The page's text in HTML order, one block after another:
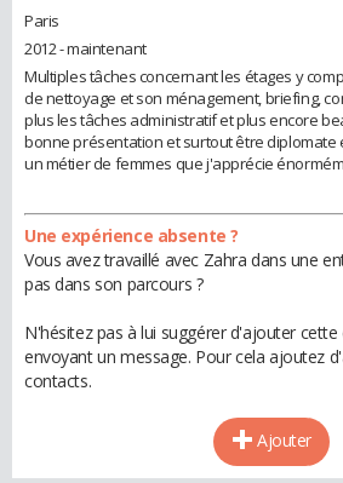
Paris
2012 - maintenant
Multiples tâches concernant les étages y
de nettoyage et son ménagement, briefing,
plus les tâches administratif et plus encore
bonne présentation et surtout être diplomate
un métier de femmes que j'apprécie
Une expérience absente ?
Vous avez travaillé avec Zahra dans une
pas dans son parcours ?
N'hésitez pas à lui suggérer d'ajouter cette
envoyant un message. Pour cela ajoutez
contacts.
Ajouter